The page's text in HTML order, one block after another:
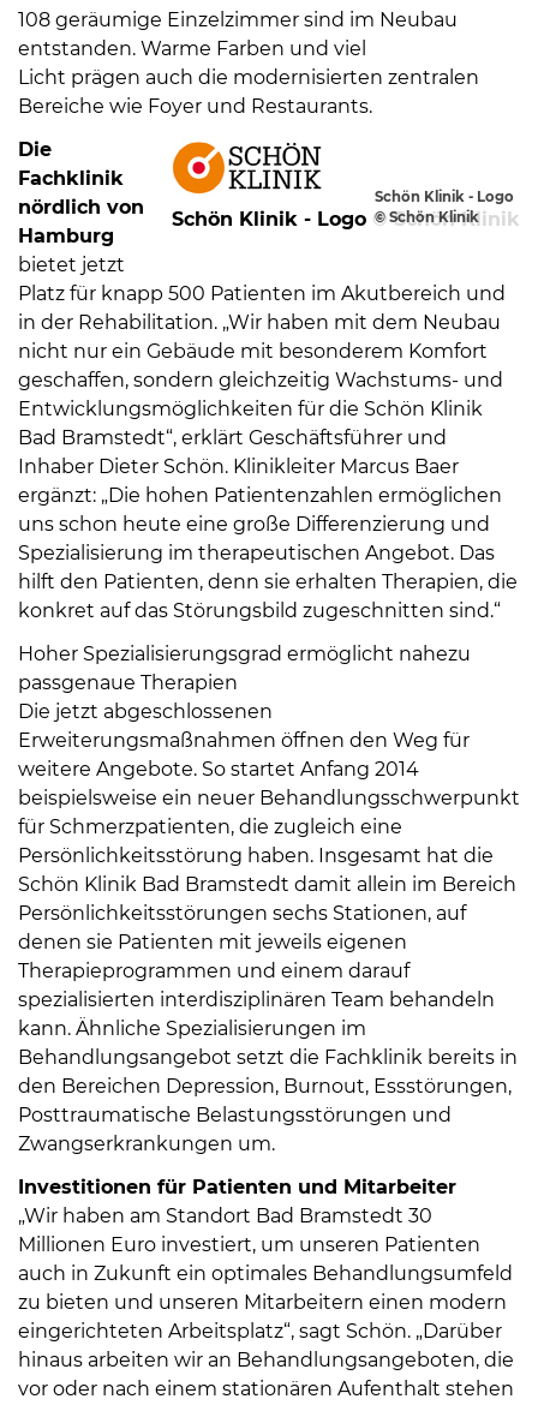
Fr
08
Do
08
Uhr
und
14
Uhr
sowie
außerhalb
der
Öffnungszeiten
nach
Vereinbarung.
108 geräumige Einzelzimmer sind im Neubau
entstanden. Warme Farben und viel
Licht prägen auch die modernisierten zentralen
Bereiche wie Foyer und Restaurants.
Schön Klinik - Logo
© Schön Klinik
Schön Klinik - Logo © Schön Klinik
Die
Fachklinik
nördlich von
Hamburg
bietet jetzt
Platz für knapp 500 Patienten im Akutbereich und
in der Rehabilitation. „Wir haben mit dem Neubau
nicht nur ein Gebäude mit besonderem Komfort
geschaffen, sondern gleichzeitig Wachstums- und
Entwicklungsmöglichkeiten für die Schön Klinik
Bad Bramstedt“, erklärt Geschäftsführer und
Inhaber Dieter Schön. Klinikleiter Marcus Baer
ergänzt: „Die hohen Patientenzahlen ermöglichen
uns schon heute eine große Differenzierung und
Spezialisierung im therapeutischen Angebot. Das
hilft den Patienten, denn sie erhalten Therapien, die
konkret auf das Störungsbild zugeschnitten sind.“
Hoher Spezialisierungsgrad ermöglicht nahezu
passgenaue Therapien
Die jetzt abgeschlossenen
Erweiterungsmaßnahmen öffnen den Weg für
weitere Angebote. So startet Anfang 2014
beispielsweise ein neuer Behandlungsschwerpunkt
für Schmerzpatienten, die zugleich eine
Persönlichkeitsstörung haben. Insgesamt hat die
Schön Klinik Bad Bramstedt damit allein im Bereich
Persönlichkeitsstörungen sechs Stationen, auf
denen sie Patienten mit jeweils eigenen
Therapieprogrammen und einem darauf
spezialisierten interdisziplinären Team behandeln
kann. Ähnliche Spezialisierungen im
Behandlungsangebot setzt die Fachklinik bereits in
den Bereichen Depression, Burnout, Essstörungen,
Posttraumatische Belastungsstörungen und
Zwangserkrankungen um.
Investitionen für Patienten und Mitarbeiter
„Wir haben am Standort Bad Bramstedt 30
Millionen Euro investiert, um unseren Patienten
auch in Zukunft ein optimales Behandlungsumfeld
zu bieten und unseren Mitarbeitern einen modern
eingerichteten Arbeitsplatz“, sagt Schön. „Darüber
hinaus arbeiten wir an Behandlungsangeboten, die
vor oder nach einem stationären Aufenthalt stehen